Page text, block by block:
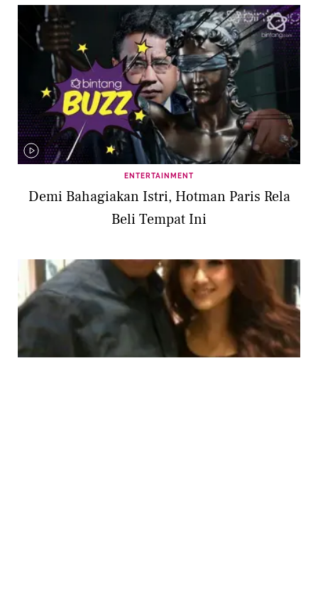
ENTERTAINMENT
Demi Bahagiakan Istri, Hotman Paris Rela
Beli Tempat Ini